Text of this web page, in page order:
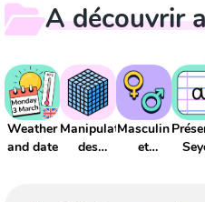
A découvrir
Weather
and date
Manipulation
des
Masculin
et